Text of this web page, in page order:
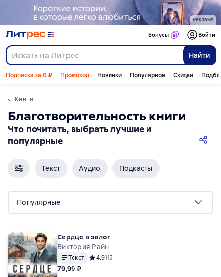
Реклама
Найти
Бонусы Войти
Подписка за 0 ₽ Промокод Новинки Популярное Скидки
Книги
благотворительность книги
Что почитать, выбрать лучшие и
популярные
Текст Аудио Подкасты
Популярные
Сердце в залог
Виктория Райн
Текст Средний рейтинг 4,9 на основе 115 оценок
4,9115
79,99 ₽